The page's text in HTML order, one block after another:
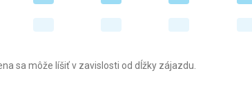
sa môže líšiť v zavislosti od dĺžky zájazdu.